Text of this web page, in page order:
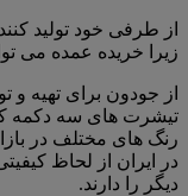
از طرفی خود تولید
زیرا خریده عمده می
از جودون برای تهیه و
تیشرت های سه دکمه که
رنگ های مختلف در
در ایران از لحاظ
دیگر را دارند.